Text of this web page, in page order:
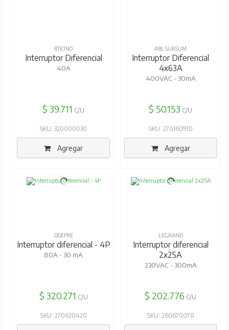
BTICINO
Interruptor Diferencial
40A
$ 39.711 C/U
SKU: 320000030
Agregar
ABL SURSUM
Interruptor Diferencial
4x63A
400VAC - 30mA
$ 50.153 C/U
SKU: 270160910
Agregar
DOEPKE
Interruptor diferencial - 4P
80A - 30 mA
$ 320.271 C/U
SKU: 270620420
LEGRAND
Interruptor diferencial
2x25A
230VAC - 300mA
$ 202.776 C/U
SKU: 260670070